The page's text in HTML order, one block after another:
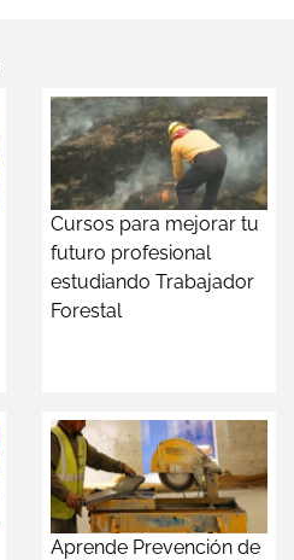
Cursos para mejorar tu
futuro profesional
estudiando Trabajador
Forestal
Aprende Prevención de